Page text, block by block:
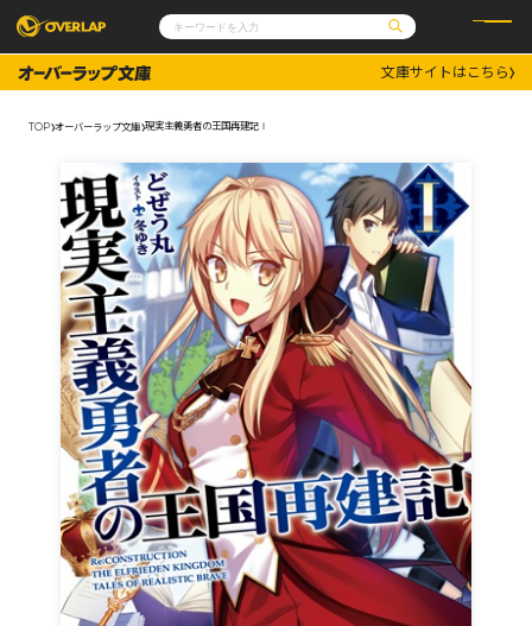
コミックガルド
コミッククリエ
その他
コミックエッセイ
ポケットモンスター
アニメ
ゲーム
通販・NEWS
OVERLAP STORE
オーバーラップ広報室
企業
会社概要
採用情報
アクセス
オーバーラップホールディングス
お問い合わせはこちら
オーバーラップ文庫
オーバーラップノベルス
オーバーラップノベルスf
ロサージュノベルス
文庫サイトはこちら
TOP オーバーラップ文庫 現実主義勇者の王国再建記Ⅰ